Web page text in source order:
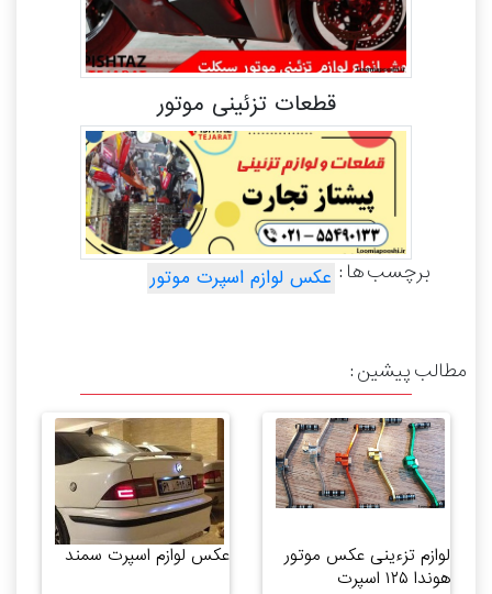
قطعات تزئینی موتور
برچسب ها : عکس لوازم اسپرت موتور
مطالب پیشین :
لوازم تزءینی عکس موتور
هوندا ۱۲۵ اسپرت
عکس لوازم اسپرت سمند